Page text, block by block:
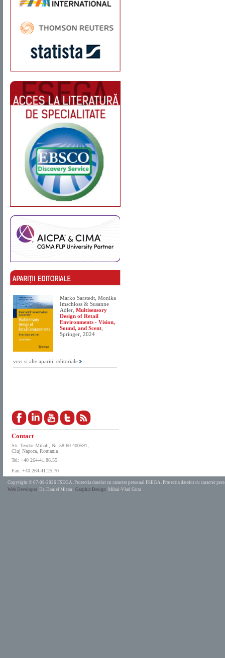
Marko Sarstedt, Monika
Imschloss & Susanne
Adler, Multisensory
Design of Retail
Environments - Vision,
Sound, and Scent
Springer, 2024
vezi si alte aparitii editoriale
Contact
Str. Teodor Mihali, Nr. 58-60 400591,
Cluj Napoca, Romania
Tel: +40 264-41.86.55
Fax: +40 264-41.25.70
Copyright © 07-08-2026 FSEGA. Protectia datelor cu caracter personal FSEGA. Protectia datelor cu caracter
Web Developer Dr. Daniel Mican Graphic Design Mihai-Vlad Guta